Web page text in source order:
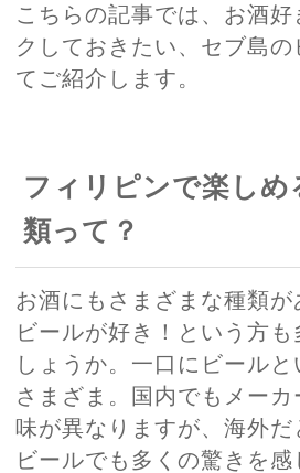
こちらの記事では、お酒
クしておきたい、セブ島
てご紹介します。
フィリピンで楽しめ
類って？
お酒にもさまざまな種類
ビールが好き！という方
しょうか。一口にビール
さまざま。国内でもメー
味が異なりますが、海外だ
ビールでも多くの驚きを感